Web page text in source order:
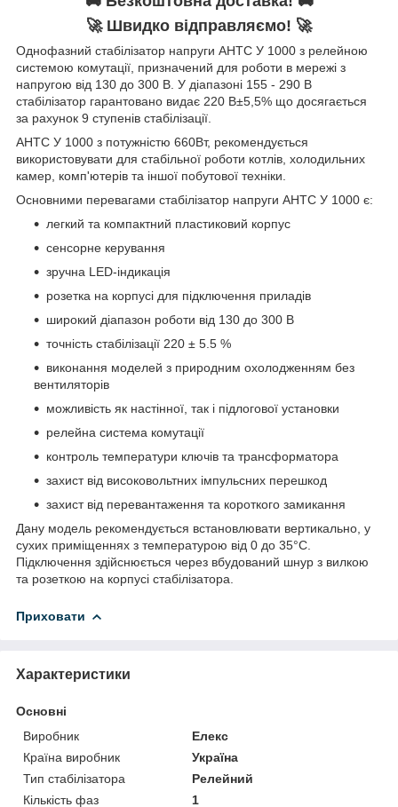
🚀 Швидко відправляємо! 🚀
Однофазний стабілізатор напруги АНТС У 1000 з релейною
системою комутації, призначений для роботи в мережі з
напругою від 130 до 300 В. У діапазоні 155 - 290 В
стабілізатор гарантовано видає 220 В±5,5% що досягається
за рахунок 9 ступенів стабілізації.
АНТС У 1000 з потужністю 660Вт, рекомендується
використовувати для стабільної роботи котлів, холодильних
камер, комп'ютерів та іншої побутової техніки.
Основними перевагами стабілізатор напруги АНТС У 1000 є:
легкий та компактний пластиковий корпус
сенсорне керування
зручна LED-індикація
розетка на корпусі для підключення приладів
широкий діапазон роботи від 130 до 300 В
точність стабілізації 220 ± 5.5 %
виконання моделей з природним охолодженням без
вентиляторів
можливість як настінної, так і підлогової установки
релейна система комутації
контроль температури ключів та трансформатора
захист від високовольтних імпульсних перешкод
захист від перевантаження та короткого замикання
Дану модель рекомендується встановлювати вертикально, у
сухих приміщеннях з температурою від 0 до 35°С.
Підключення здійснюється через вбудований шнур з вилкою
та розеткою на корпусі стабілізатора.
Приховати
Характеристики
Основні
Виробник
Елекс
Країна виробник
Україна
Тип стабілізатора
Релейний
Кількість фаз
1